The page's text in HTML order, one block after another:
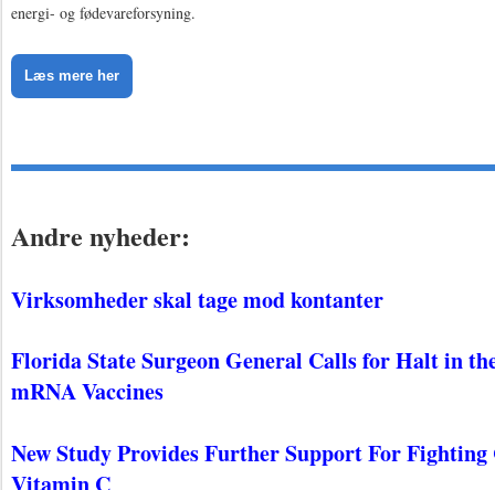
energi- og fødevareforsyning.
Læs mere her
Andre nyheder:
Virksomheder skal tage mod kontanter
Florida State Surgeon General Calls for Halt in
mRNA Vaccines
New Study Provides Further Support For